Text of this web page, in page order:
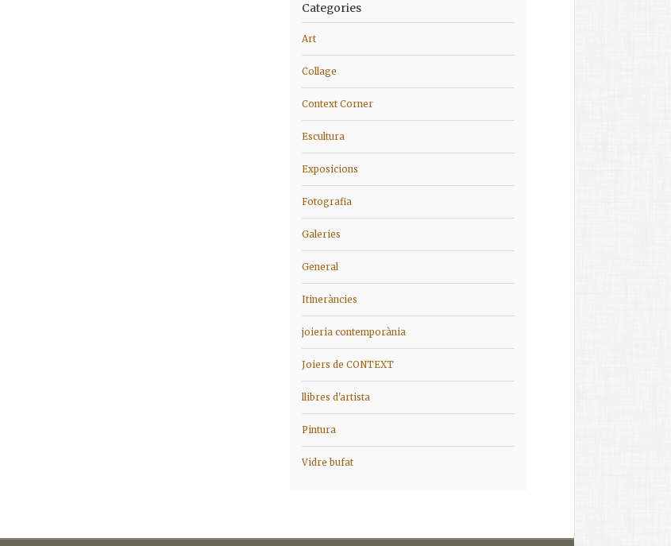
Categories
Art
Collage
Context Corner
Escultura
Exposicions
Fotografia
Galeries
General
Itineràncies
joieria contemporània
Joiers de CONTEXT
llibres d'artista
Pintura
Vidre bufat